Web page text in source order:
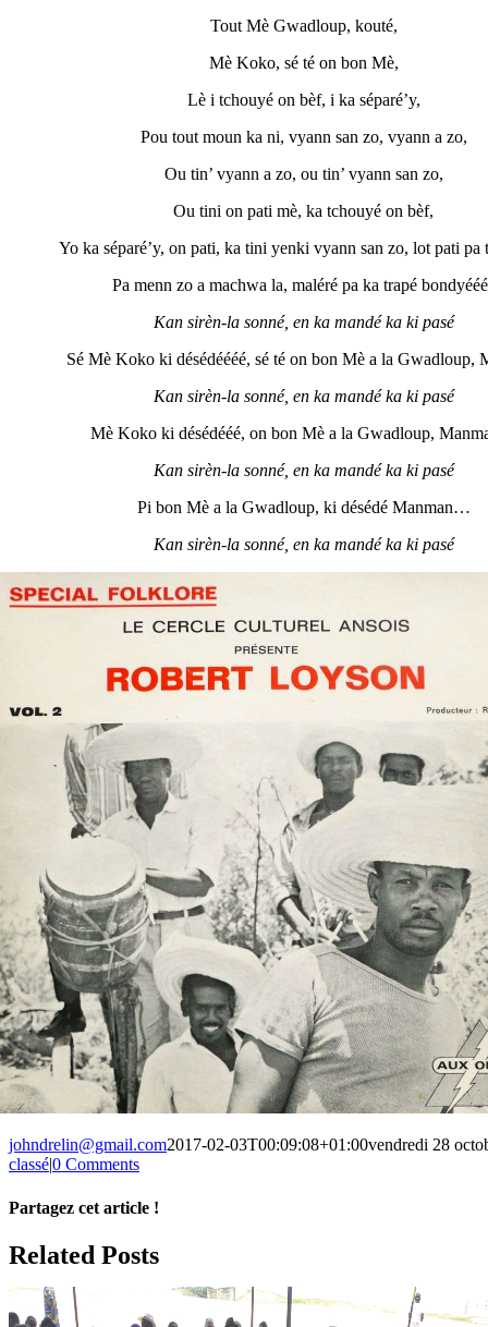
Tout Mè Gwadloup, kouté,
Mè Koko, sé té on bon Mè,
Lè i tchouyé on bèf, i ka séparé’y,
Pou tout moun ka ni, vyann san zo, vyann a zo,
Ou tin’ vyann a zo, ou tin’ vyann san zo,
Ou tini on pati mè, ka tchouyé on bèf,
Yo ka séparé’y, on pati, ka tini yenki vyann san zo, lot pati pa
Pa menn zo a machwa la, maléré pa ka trapé
Kan sirèn-la sonné, en ka mandé ka ki pasé
Sé Mè Koko ki désédéééé, sé té on bon Mè a la Gwadloup,
Kan sirèn-la sonné, en ka mandé ka ki pasé
Mè Koko ki désédééé, on bon Mè a la Gwadloup,
Kan sirèn-la sonné, en ka mandé ka ki pasé
Pi bon Mè a la Gwadloup, ki désédé Manman…
Kan sirèn-la sonné, en ka mandé ka ki pasé
johndrelin@gmail.com2017-02-03T00:09:08+01:00vendredi 28
classé|0 Comments
Partagez cet article !
Facebook
X
Reddit
LinkedIn
WhatsApp
Telegram
Tumblr
Pinterest
Vk
Xing
Email
Related Posts